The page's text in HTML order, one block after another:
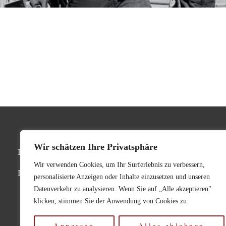
Wir schätzen Ihre Privatsphäre
Wir verwenden Cookies, um Ihr Surferlebnis zu verbessern,
personalisierte Anzeigen oder Inhalte einzusetzen und unseren
Datenverkehr zu analysieren. Wenn Sie auf „Alle akzeptieren"
klicken, stimmen Sie der Anwendung von Cookies zu.
Impressum
Datenschutzerklärung